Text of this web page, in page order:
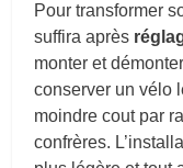
Pour transformer
suffira après
monter et
conserver un vélo
moindre cout par
confrères.